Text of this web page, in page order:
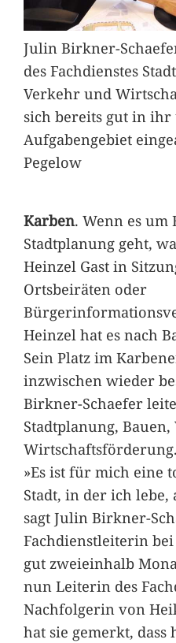
Julin Birkner-
des Fachdienstes
Verkehr und
sich bereits gut in ihr
Aufgabengebiet
Pegelow
Karben. Wenn es um
Stadtplanung geht,
Heinzel Gast in
Ortsbeiräten oder
Heinzel hat es nach
Sein Platz im
inzwischen wieder
Birkner-Schaefer
Stadtplanung,
Wirtschaftsförderung.
»Es ist für mich eine
Stadt, in der ich lebe,
sagt Julin Birkner-
Fachdienstleiterin
gut zweieinhalb
nun Leiterin des
Nachfolgerin von
hat sie gemerkt, dass